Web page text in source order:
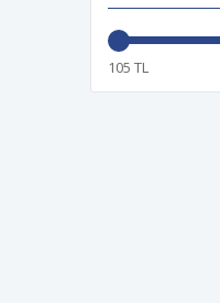
64x34x57
105 TL